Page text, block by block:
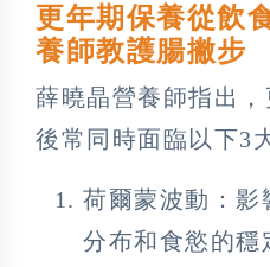
更年期保養從飲
養師教護腸撇步
薛曉晶營養師指出
後常同時面臨以下3
荷爾蒙波動：影
分布和食慾的穩